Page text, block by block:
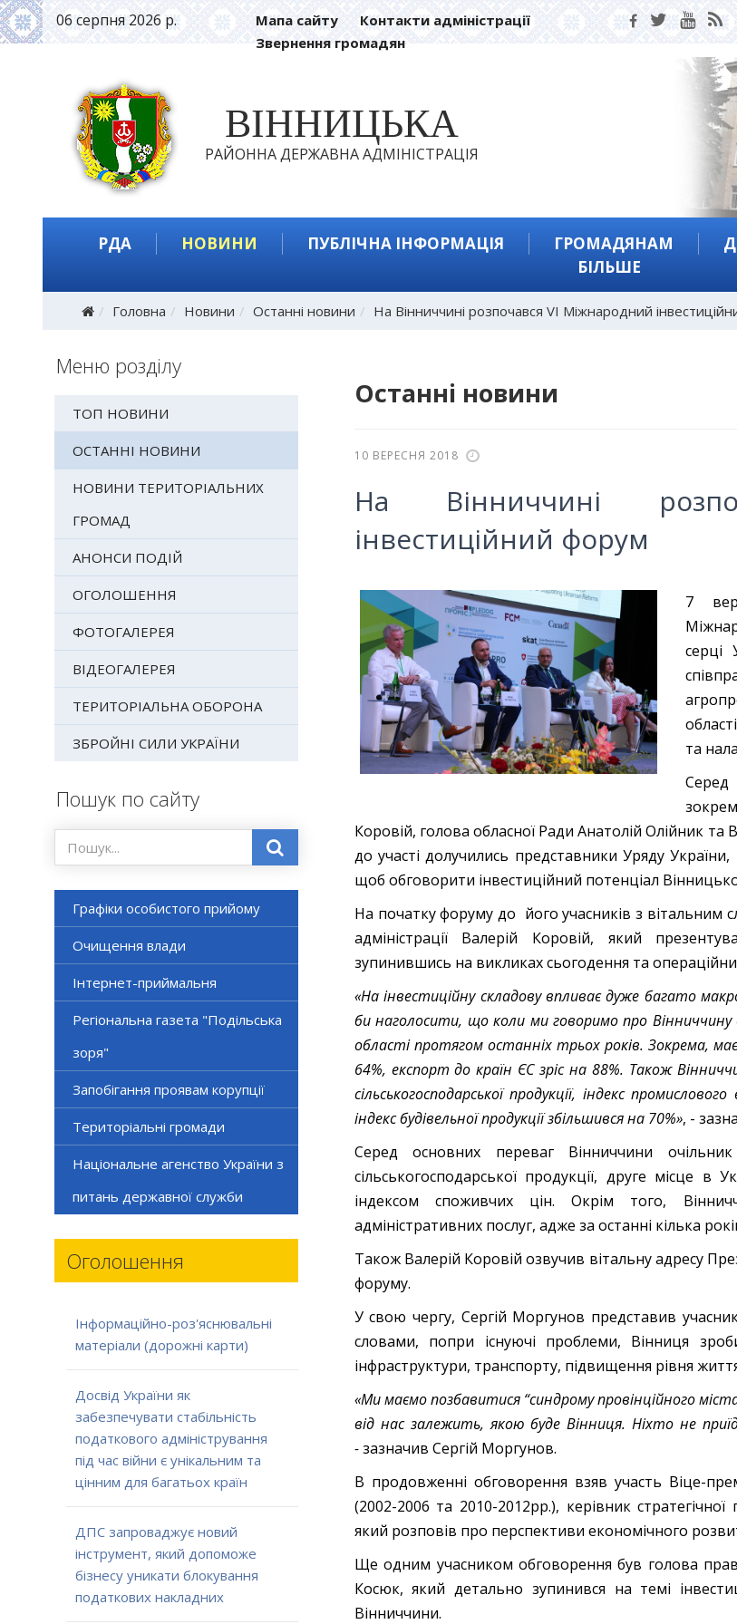
06 серпня 2026 р. Мапа сайту
Контакти адміністрації
Звернення громадян
ВІННИЦЬКА
РАЙОННА ДЕРЖАВНА АДМІНІСТРАЦІЯ
РДА НОВИНИ ПУБЛІЧНА ІНФОРМАЦІЯ ГРОМАДЯНАМ
БІЛЬШЕ
Головна Новини Останні новини На Вінниччині розпочався VI Міжнародний
Меню розділу
ТОП НОВИНИ
ОСТАННІ НОВИНИ
НОВИНИ ТЕРИТОРІАЛЬНИХ
ГРОМАД
АНОНСИ ПОДІЙ
ОГОЛОШЕННЯ
ФОТОГАЛЕРЕЯ
ВІДЕОГАЛЕРЕЯ
ТЕРИТОРІАЛЬНА ОБОРОНА
ЗБРОЙНІ СИЛИ УКРАЇНИ
Пошук по сайту
Графіки особистого прийому
Очищення влади
Інтернет-приймальня
Регіональна газета "Подільська
зоря"
Запобігання проявам корупції
Територіальні громади
Національне агенство України з
питань державної служби
Оголошення
Інформаційно-роз'яснювальні
матеріали (дорожні карти)
Досвід України як
забезпечувати стабільність
податкового адміністрування
під час війни є унікальним та
цінним для багатьох країн
ДПС запроваджує новий
інструмент, який допоможе
бізнесу уникати блокування
податкових накладних
Останні новини
10 ВЕРЕСНЯ 2018
На Вінниччині
інвестиційний форум
7
серці
та
Серед
Коровій, голова обласної Ради Анатолій Олійник
до участі долучились представники Уряду України,
щоб обговорити інвестиційний потенціал
На початку форуму до його учасників з вітальним
адміністрації Валерій Коровій, який
зупинившись на викликах сьогодення та
«На інвестиційну складову впливає дуже багато
би наголосити, що коли ми говоримо про Вінниччину
області протягом останніх трьох років. Зокрема,
64%, експорт до країн ЄС зріс на 88%. Також
сільськогосподарської продукції, індекс
індекс будівельної продукції збільшився на 70%», -
Серед основних переваг Вінниччини
сільськогосподарської продукції, друге місце
індексом споживчих цін. Окрім того,
адміністративних послуг, адже за останні кілька
Також Валерій Коровій озвучив вітальну адресу
форуму.
У свою чергу, Сергій Моргунов представив
словами, попри існуючі проблеми, Вінниця
інфраструктури, транспорту, підвищення рівня
«Ми маємо позбавитися “синдрому провінційного
від нас залежить, якою буде Вінниця. Ніхто не
-зазначив Сергій Моргунов.
В продовженні обговорення взяв участь Віце-
(2002-2006 та 2010-2012рр.), керівник
який розповів про перспективи економічного
Ще одним учасником обговорення був голова
Косюк, який детально зупинився на темі
Вінниччини.